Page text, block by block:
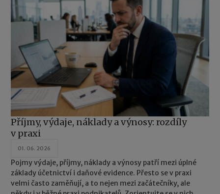
Příjmy, výdaje, náklady a výnosy: rozdíly
v praxi
01. 06. 2026
Pojmy výdaje, příjmy, náklady a výnosy patří mezi úplné
základy účetnictví i daňové evidence. Přesto se v praxi
velmi často zaměňují, a to nejen mezi začátečníky, ale